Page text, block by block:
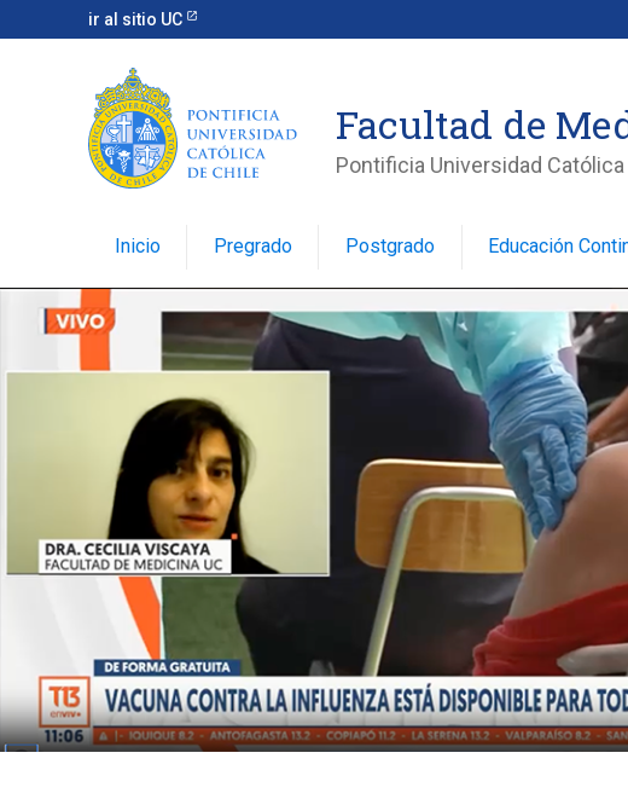
ir al sitio UC
Facultad de
Pontificia Universidad Católica
Inicio Pregrado Postgrado Educación